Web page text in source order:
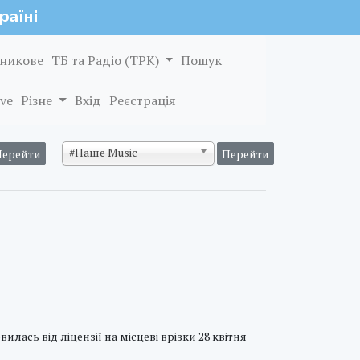
ТБ та Радіо (ТРК) Пошук
Різне Вхід Реєстрація
#Наше Music
від ліцензії на місцеві врізки 28 квітня